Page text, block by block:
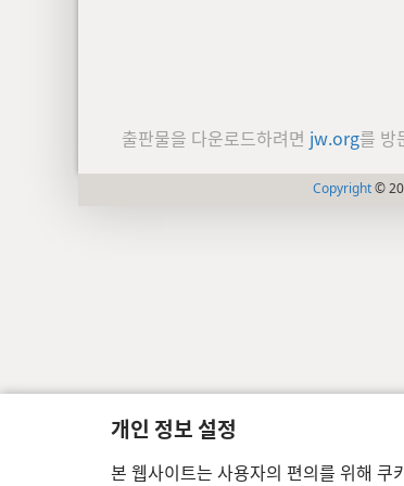
개인 정보 설정
본 웹사이트는 사용자의 편의를 위해
출판물을 다운로드하려면 jw.org를 방
Copyright©